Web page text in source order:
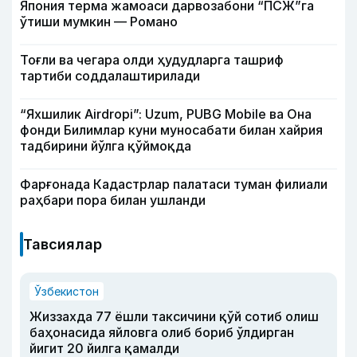
Япония терма жамоаси дарвозабони “ПСЖ”га
ўтиши мумкин — Романо
Тоғли ва чегара олди ҳудудларга ташриф
тартиби соддалаштирилади
“Яхшилик Airdropi”: Uzum, PUBG Mobile ва Она
фонди Билимлар куни муносабати билан хайрия
тадбирини йўлга қўймоқда
Фарғонада Кадастрлар палатаси туман филиали
раҳбари пора билан ушланди
Тавсиялар
Ўзбекистон
Жиззахда 77 ёшли таксичини қўй сотиб олиш
баҳонасида яйловга олиб бориб ўлдирган
йигит 20 йилга қамалди